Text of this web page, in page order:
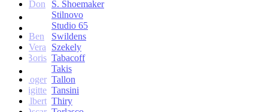
Don
S. Shoemaker
Stilnovo
Studio 65
Ben
Swildens
Vera
Szekely
Boris Tabacoff
Takis
Roger Tallon
Brigitte Tansini
Albert Thiry